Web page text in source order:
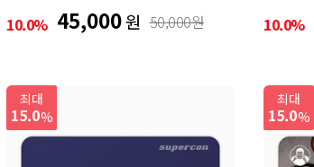
10.0% 45,000원 50,000원 10.0%
최대
15.0%
최대
15.0%